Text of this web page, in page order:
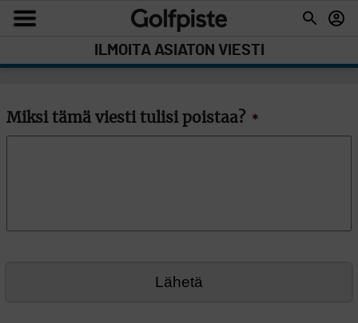
ILMOITA ASIATON VIESTI
Miksi tämä viesti tulisi poistaa? *